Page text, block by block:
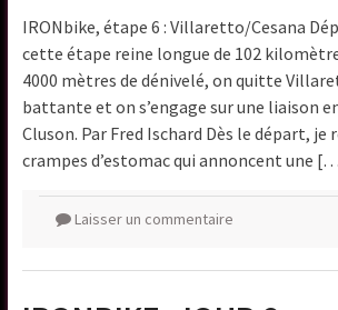
IRONbike, étape 6 : Villaretto/Cesana
cette étape reine longue de 102
4000 mètres de dénivelé, on quitte
battante et on s’engage sur une liaison
Cluson. Par Fred Ischard Dès le départ, je
crampes d’estomac qui annoncent une
Laisser un commentaire